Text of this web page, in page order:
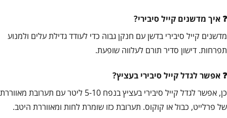
איך מדשנים קייל סיבירי?
מדשנים קייל סיבירי בדשן עם חנקן גבוה כדי לעודד גדילת עלים ולמנוע
תפרחות. דישון סדיר תורם לעלווה שופעת.
אפשר לגדל קייל סיבירי בעציץ?
כן, אפשר לגדל קייל סיבירי בעציץ בנפח 5-10 ליטר עם תערובת מאווררת
של פרלייט, כבול או קוקוס. תערובת כזו שומרת לחות ומאווררת היטב.